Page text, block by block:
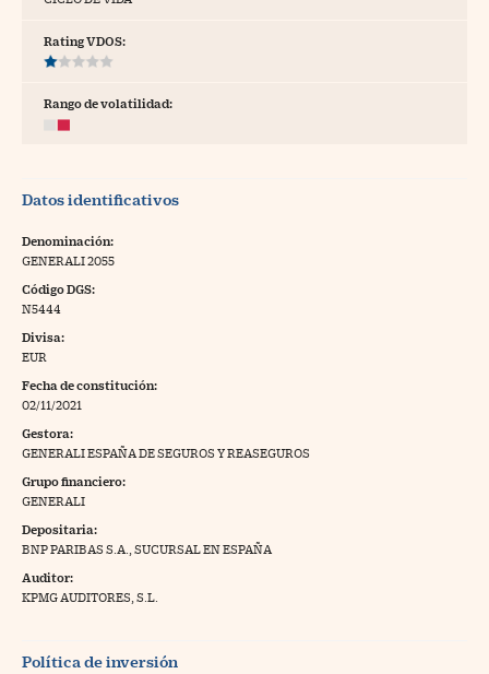
Pyme
a Cinco Días
Rating VDOS:
Rango de volatilidad:
Datos identificativos
Denominación:
GENERALI 2055
Código DGS:
N5444
Divisa:
EUR
Fecha de constitución:
02/11/2021
Gestora:
GENERALI ESPAÑA DE SEGUROS Y REASEGUROS
Grupo financiero:
GENERALI
Depositaria:
BNP PARIBAS S.A., SUCURSAL EN ESPAÑA
Auditor:
KPMG AUDITORES, S.L.
Política de inversión